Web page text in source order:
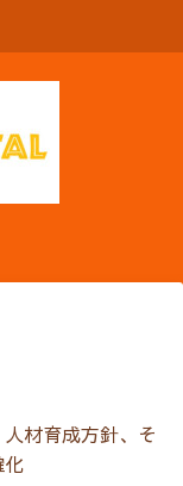
材育成方針、そ
化